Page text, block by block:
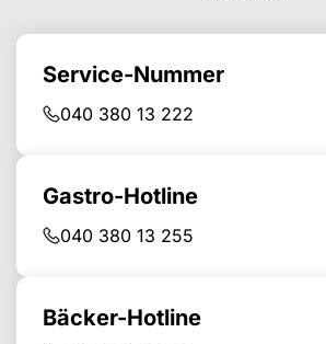
Service-Nummer
040 380 13 222
Gastro-Hotline
040 380 13 255
Bäcker-Hotline